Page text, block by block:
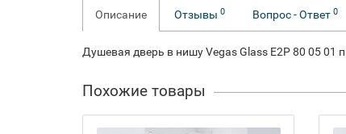
Описание Отзывы 0 Вопрос - Ответ 0
Душевая дверь в нишу Vegas Glass E2P 80 05 01
Похожие товары